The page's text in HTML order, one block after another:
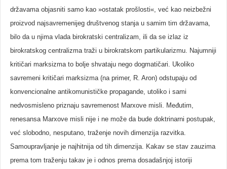
državama objasniti samo kao »ostatak prošlosti«, već kao neizbežni
proizvod najsavremenijeg društvenog stanja u samim tim državama,
bilo da u njima vlada birokratski centralizam, ili da se izlaz iz
birokratskog centralizma traži u birokratskom partikularizmu. Najumniji
kritičari marksizma to bolje shvataju nego dogmatičari. Ukoliko
savremeni kritičari marksizma (na primer, R. Aron) odstupaju od
konvencionalne antikomunističke propagande, utoliko i sami
nedvosmisleno priznaju savremenost Marxove misli. Međutim,
renesansa Marxove misli nije i ne može da bude doktrinarni postupak,
već slobodno, nesputano, traženje novih dimenzija razvitka.
Samoupravljanje je najhitnija od tih dimenzija. Kakav se stav zauzima
prema tom traženju takav je i odnos prema dosadašnjoj istoriji